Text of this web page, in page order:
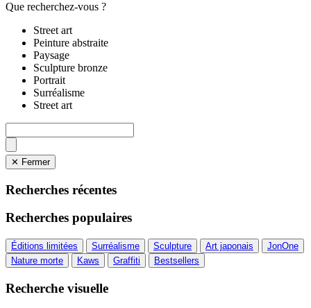
Que recherchez-vous ?
Street art
Peinture abstraite
Paysage
Sculpture bronze
Portrait
Surréalisme
Street art
✕ Fermer
Recherches récentes
Recherches populaires
Éditions limitées Surréalisme Sculpture Art japonais
JonOne
Nature morte
Kaws Graffiti Bestsellers
Recherche visuelle